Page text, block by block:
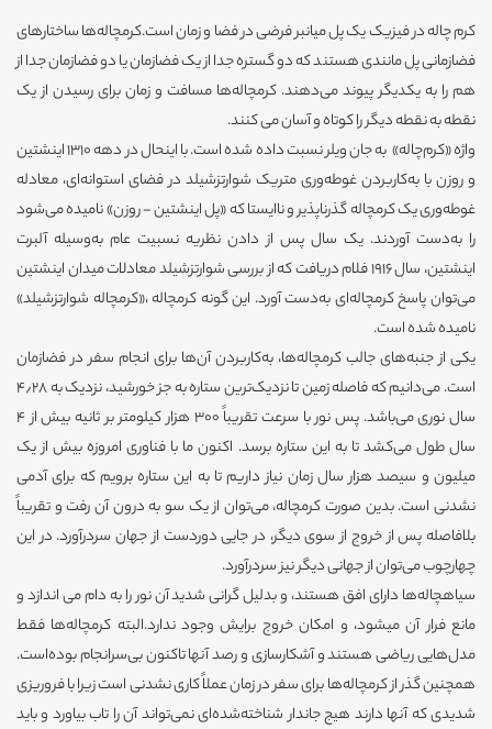
کرم چاله در فیزیک یک پل میانبر فرضی در فضا و زمان است.کرمچاله‌ها ساختارهای
فضازمانی پل مانندی هستند که دو گستره جدا از یک فضازمان یا دو فضازمان جدا از
هم را به یکدیگر پیوند می‌دهند. کرمچاله‌ها مسافت و زمان برای رسیدن از یک
نقطه به نقطه دیگر را کوتاه و آسان می کنند.
واژه «کرم‌چاله» به جان ویلر نسبت داده شده است. با اینحال در دهه ۱۳۱۰ اینشتین
و روزن با به‌کاربردن غوطه‌وری متریک شوارتزشیلد در فضای استوانه‌ای، معادله
غوطه‌وری یک کرمچاله گذرناپذیر و ناایستا که «پل اینشتین - روزن» نامیده می‌شود
را به‌دست آوردند. یک سال پس از دادن نظریه نسبیت عام به‌وسیله آلبرت
اینشتین، سال ۱۹۱۶ فلام دریافت که از بررسی شوارتزشیلد معادلات میدان اینشتین
می‌توان پاسخ کرمچاله‌ای به‌دست آورد. این گونه کرمچاله ،«کرمچاله شوارتزشیلد»
نامیده شده است.
یکی از جنبه‌های جالب کرمچاله‌ها، به‌کاربردن آن‌ها برای انجام سفر در فضازمان
است. می‌دانیم که فاصله زمین تا نزدیک‌ترین ستاره به جز خورشید، نزدیک به ۴٫۲۸
سال نوری می‌باشد. پس نور با سرعت تقریباً ۳۰۰ هزار کیلومتر بر ثانیه بیش از ۴
سال طول می‌کشد تا به این ستاره برسد. اکنون ما با فناوری امروزه بیش از یک
میلیون و سیصد هزار سال زمان نیاز داریم تا به این ستاره برویم که برای آدمی
نشدنی است. بدین صورت کرمچاله، می‌توان از یک سو به درون آن رفت و تقریباً
بلافاصله پس از خروج از سوی دیگر، در جایی دوردست از جهان سردرآورد. در این
چهارچوب می‌توان از جهانی دیگر نیز سردرآورد.
سیاهچاله‌ها دارای افق هستند، و بدلیل گرانی شدید آن نور را به دام می اندازد و
مانع فرار آن میشود، و امکان خروج برایش وجود ندارد.البته کرمچاله‌ها فقط
مدل‌هایی ریاضی هستند و آشکارسازی و رصد آنها تاکنون بی‌سرانجام بوده‌است.
همچنین گذر از کرمچاله‌ها برای سفر در زمان عملاً کاری نشدنی است زیرا با فروریزی
شدیدی که آنها دارند هیج جاندار شناخته‌شده‌ای نمی‌تواند آن را تاب بیاورد و باید